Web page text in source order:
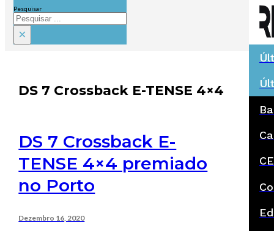
Pesquisar
×
DS 7 Crossback E-TENSE 4×4
DS 7 Crossback E-
TENSE 4×4 premiado
no Porto
Dezembro 16, 2020